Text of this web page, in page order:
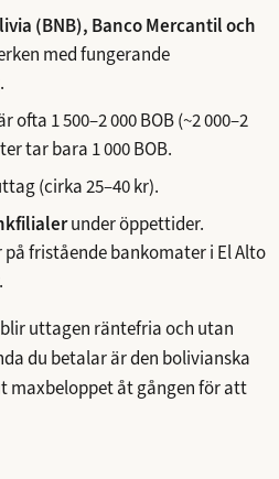
(BNB), Banco Mercantil och
med fungerande
ofta 1 500–2 000 BOB (~2 000–2
tar bara 1 000 BOB.
(cirka 25–40 kr).
under öppettider.
fristående bankomater i El Alto
blir uttagen räntefria och utan
du betalar är den bolivianska
maxbeloppet åt gången för att